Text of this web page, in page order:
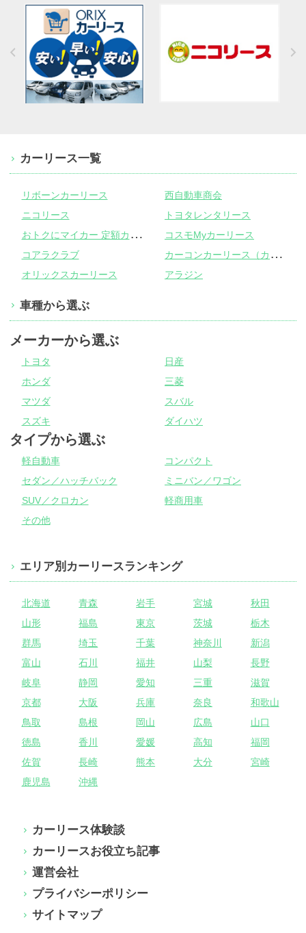
カーリース一覧
リボーンカーリース
西自動車商会
ニコリース
トヨタレンタリース
お
トクにマイカー 定額カルモくん
コスモMyカーリース
コアラクラブ
カ
ーコンカーリース（カーコンビニ倶楽部）
オリックスカーリース アラジン
車種から選ぶ
メーカーから選ぶ
トヨタ
日産
ホンダ
三菱
マツダ
スバル
スズキ
ダイハツ
タイプから選ぶ
軽自動車
コンパクト
セダン／ハッチバック
ミニバン／ワゴン
SUV／クロカン
軽商用車
その他
エリア別カーリースランキング
北海道 青森 岩手 宮城
秋田
山形
福島 東京 茨城
栃木
群馬
埼玉 千葉 神奈川
新潟
富山
石川 福井 山梨
長野
岐阜
静岡 愛知 三重
滋賀
京都
大阪 兵庫 奈良
和歌山
鳥取
島根 岡山 広島
山口
徳島
香川 愛媛 高知
福岡
佐賀
長崎 熊本 大分
宮崎
鹿児島
沖縄
カーリース体験談
カーリースお役立ち記事
運営会社
プライバシーポリシー
サイトマップ